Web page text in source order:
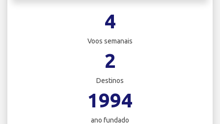
4
Voos semanais
2
Destinos
1994
ano fundado